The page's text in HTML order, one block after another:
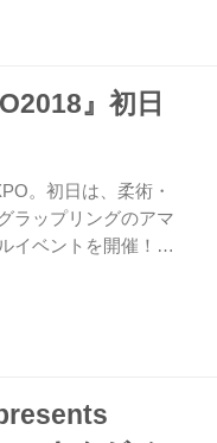
」は英
購入できるECモール
135ヶ国への発送実
ら購入できるサービ
まで海外在住者にと
購入したくてもクレ
かったり、国際発送
』初日
。初日は、柔術・
ラップリングのアマ
イベントを開催！フ
ン大興奮の1日にな
ある埼玉を中心に、
、始まった。 一番の
公開計量。